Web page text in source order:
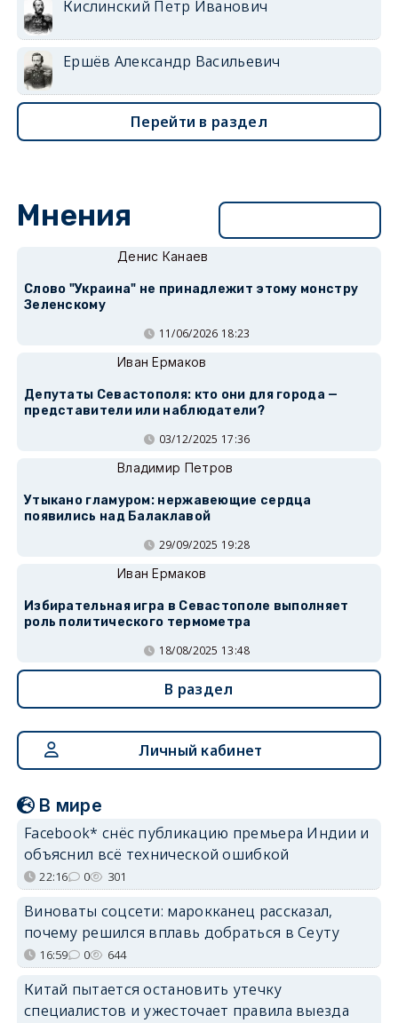
Кислинский Петр Иванович
Ершёв Александр Васильевич
Перейти в раздел
Мнения
Денис Канаев
Слово "Украина" не принадлежит этому монстру
Зеленскому
11/06/2026 18:23
Иван Ермаков
Депутаты Севастополя: кто они для города —
представители или наблюдатели?
03/12/2025 17:36
Владимир Петров
Утыкано гламуром: нержавеющие сердца
появились над Балаклавой
29/09/2025 19:28
Иван Ермаков
Избирательная игра в Севастополе выполняет
роль политического термометра
18/08/2025 13:48
В раздел
Личный кабинет
В мире
Facebook* снёс публикацию премьера Индии и
объяснил всё технической ошибкой
22:16 0 301
Виноваты соцсети: марокканец рассказал,
почему решился вплавь добраться в Сеуту
16:59 0 644
Китай пытается остановить утечку
специалистов и ужесточает правила выезда